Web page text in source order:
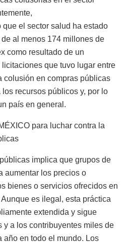
el sector salud ha estado
al menos 174 millones de
como resultado de un
que tuvo lugar entre
colusión en compras públicas
recursos públicos y, por lo
país en general.
para luchar contra la
implica que grupos de
aumentar los precios o
bienes o servicios ofrecidos en
es ilegal, esta práctica
extendida y sigue
y a los contribuyentes miles de
año en todo el mundo. Los